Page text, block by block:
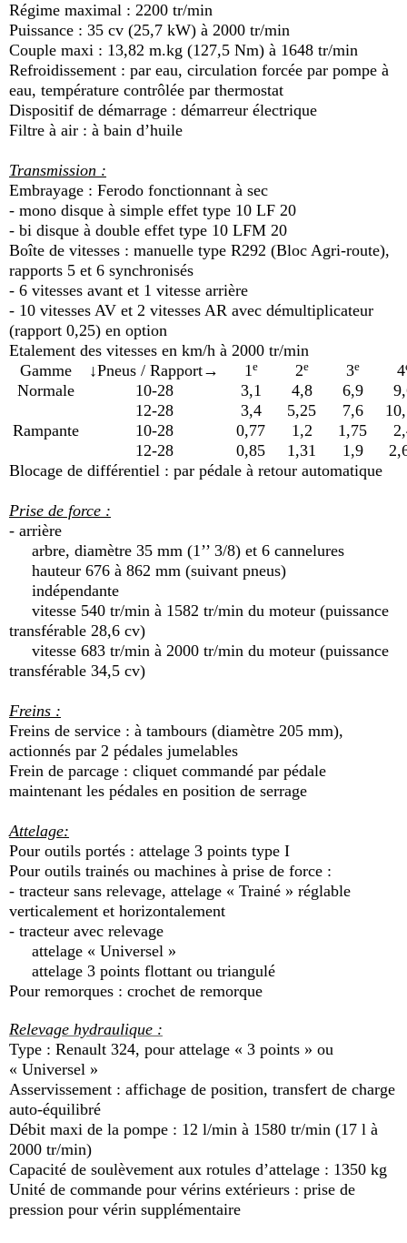
Régime maximal : 2200 tr/min
Puissance : 35 cv (25,7 kW) à 2000 tr/min
Couple maxi : 13,82 m.kg (127,5 Nm) à 1648 tr/min
Refroidissement : par eau, circulation forcée par pompe à
eau, température contrôlée par thermostat
Dispositif de démarrage : démarreur électrique
Filtre à air : à bain d’huile
Transmission :
Embrayage : Ferodo fonctionnant à sec
- mono disque à simple effet type 10 LF 20
- bi disque à double effet type 10 LFM 20
Boîte de vitesses : manuelle type R292 (Bloc Agri-route),
rapports 5 et 6 synchronisés
- 6 vitesses avant et 1 vitesse arrière
- 10 vitesses AV et 2 vitesses AR avec démultiplicateur
(rapport 0,25) en option
Etalement des vitesses en km/h à 2000 tr/min
Gamme
↓Pneus / Rapport→ 1e 2e 3e 4
Normale 10-28 3,1 4,8 6,9
12-28
3,4 5,25 7,6
Rampante
10-28 0,77 1,2 1,75
12-28
0,85 1,31 1,9
Blocage de différentiel : par pédale à retour automatique
Prise de force :
- arrière
arbre, diamètre 35 mm (1’’ 3/8) et 6 cannelures
hauteur 676 à 862 mm (suivant pneus)
indépendante
vitesse 540 tr/min à 1582 tr/min du moteur (puissance
transférable 28,6 cv)
vitesse 683 tr/min à 2000 tr/min du moteur (puissance
transférable 34,5 cv)
Freins :
Freins de service : à tambours (diamètre 205 mm),
actionnés par 2 pédales jumelables
Frein de parcage : cliquet commandé par pédale
maintenant les pédales en position de serrage
Attelage:
Pour outils portés : attelage 3 points type I
Pour outils trainés ou machines à prise de force :
- tracteur sans relevage, attelage « Trainé » réglable
verticalement et horizontalement
- tracteur avec relevage
attelage « Universel »
attelage 3 points flottant ou triangulé
Pour remorques : crochet de remorque
Relevage hydraulique :
Type : Renault 324, pour attelage « 3 points » ou
« Universel »
Asservissement : affichage de position, transfert de charge
auto-équilibré
Débit maxi de la pompe : 12 l/min à 1580 tr/min (17 l à
2000 tr/min)
Capacité de soulèvement aux rotules d’attelage : 1350 kg
Unité de commande pour vérins extérieurs : prise de
pression pour vérin supplémentaire